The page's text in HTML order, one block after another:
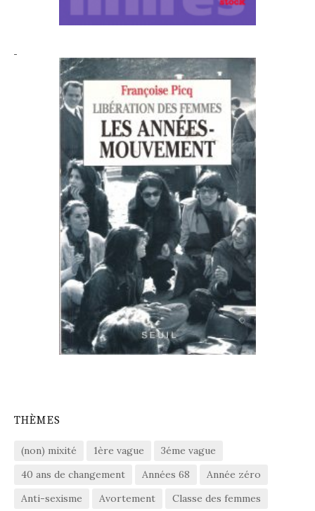
THÈMES
(non) mixité 1ère vague
3éme vague
40 ans de changement
Années 68
Année zéro
Anti-sexisme
Avortement
Classe des femmes